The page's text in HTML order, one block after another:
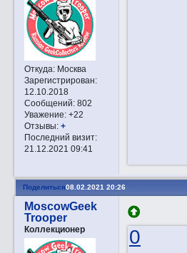
Откуда:Москва
Зарегистрирован:
12.10.2018
Сообщений:802
Уважение: +22
Отзывы: +
Последний визит:
21.12.2021 09:41
Поделиться08.02.2021 20:26
MoscowGeek
Trooper
Коллекционер 0